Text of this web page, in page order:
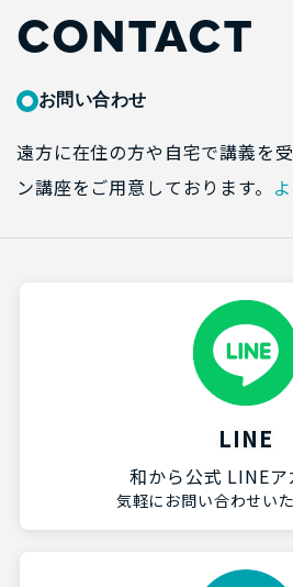
CONTACT
お問い合わせ
遠方に在住の方や自宅で講義を
ン講座をご用意しております。
LINE
和から公式 LINEア
気軽にお問い合わせいた